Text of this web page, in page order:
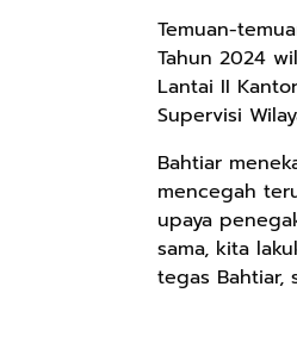
Temuan-
Tahun 2024
Lantai II
Supervisi
Bahtiar
mencegah
upaya
sama, kita
tegas Bahtiar,